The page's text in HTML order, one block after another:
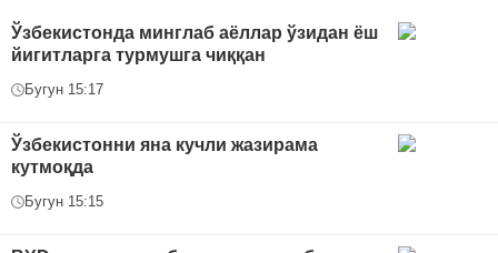
Ўзбекистонда минглаб аёллар ўзидан ёш
йигитларга турмушга чиққан
Бугун 15:17
Ўзбекистонни яна кучли жазирама
кутмоқда
Бугун 15:15